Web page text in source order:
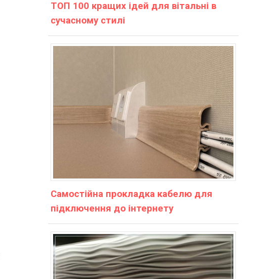
ТОП 100 кращих ідей для вітальні в
сучасному стилі
Самостійна прокладка кабелю для
підключення до інтернету